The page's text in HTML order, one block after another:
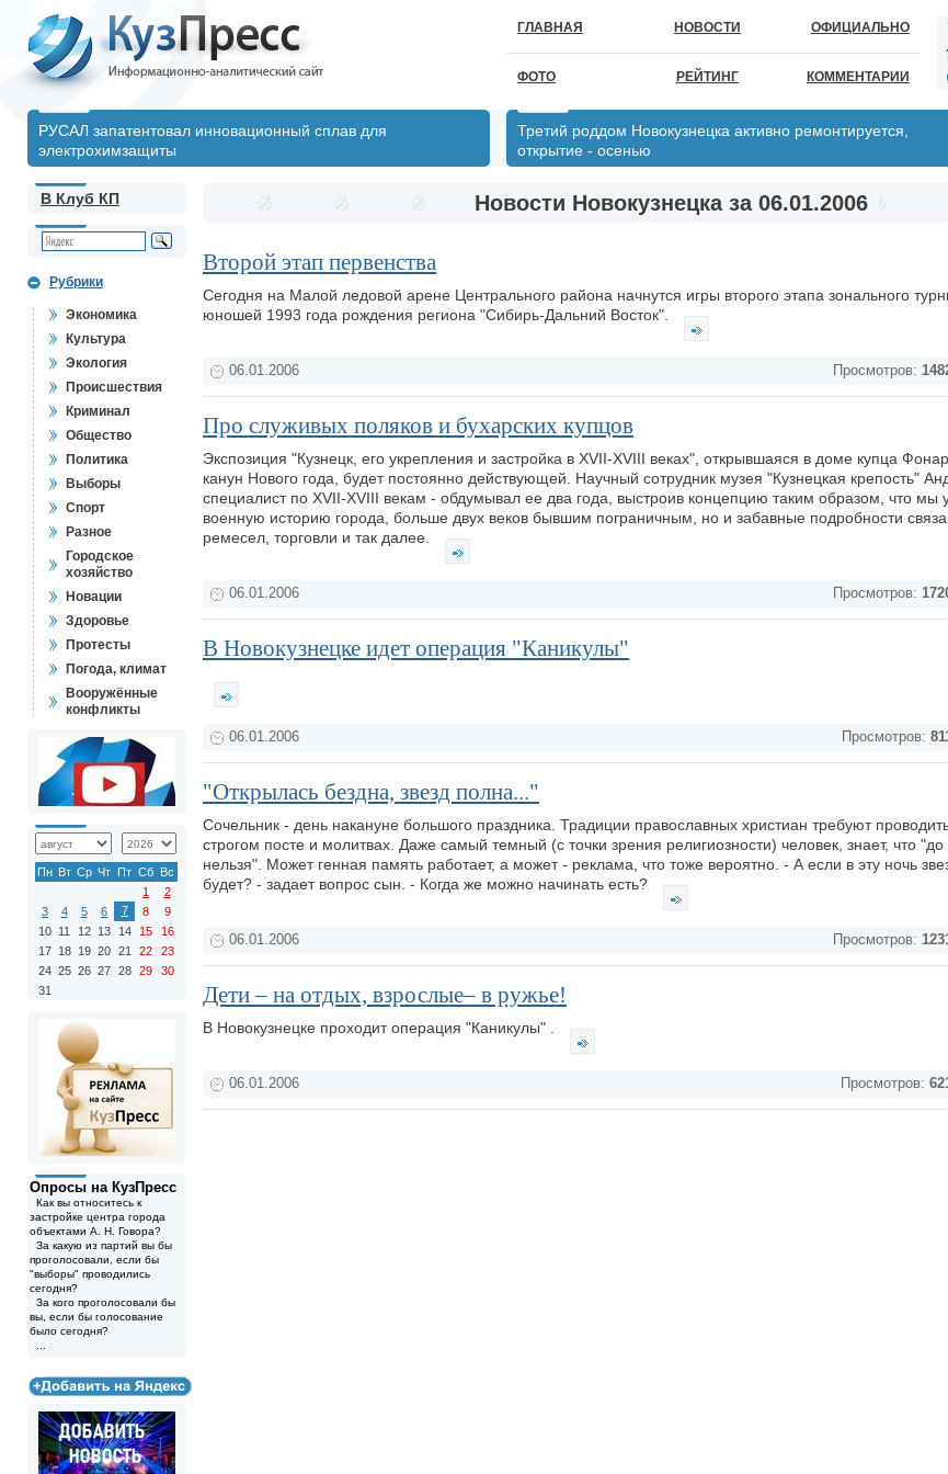
ГЛАВНАЯ НОВОСТИ ОФИЦИАЛЬНО
ФОТО РЕЙТИНГ КОММЕНТАРИИ
РУСАЛ запатентовал инновационный сплав для
электрохимзащиты
Третий роддом Новокузнецка активно ремонтируется,
открытие - осенью
В Клуб КП
Рубрики
Экономика
Культура
Экология
Происшествия
Криминал
Общество
Политика
Выборы
Спорт
Разное
Городское
хозяйство
Новации
Здоровье
Протесты
Погода, климат
Вооружённые
конфликты
Пн Вт Ср Чт Пт Сб Вс
1
2
3
4 5 6 7 8
9
10 11 12 13 14 15
16
17 18 19 20 21 22
23
24 25 26 27 28 29
30
31
Опросы на КузПресс
Как вы относитесь к
застройке центра города
объектами А. Н. Говора?
За какую из партий вы бы
проголосовали, если бы
"выборы" проводились
сегодня?
За кого проголосовали бы
вы, если бы голосование
было сегодня?
Новости Новокузнецка за 06.01.2006
Второй этап первенства
Сегодня на Малой ледовой арене Центрального района начнутся игры второго этапа зонального
юношей 1993 года рождения региона "Сибирь-Дальний Восток".
06.01.2006 Просмотров:
Про служивых поляков и бухарских купцов
Экспозиция "Кузнецк, его укрепления и застройка в XVII-XVIII веках", открывшаяся в доме купца
канун Нового года, будет постоянно действующей. Научный сотрудник музея "Кузнецкая крепость"
специалист по XVII-XVIII векам - обдумывал ее два года, выстроив концепцию таким образом, что мы
военную историю города, больше двух веков бывшим пограничным, но и забавные подробности
ремесел, торговли и так далее.
06.01.2006 Просмотров:
В Новокузнецке идет операция "Каникулы"
06.01.2006 Просмотров:
"Открылась бездна, звезд полна..."
Сочельник - день накануне большого праздника. Традиции православных христиан требуют
строгом посте и молитвах. Даже самый темный (с точки зрения религиозности) человек, знает, что
нельзя". Может генная память работает, а может - реклама, что тоже вероятно. - А если в эту ночь
будет? - задает вопрос сын. - Когда же можно начинать есть?
06.01.2006 Просмотров:
Дети – на отдых, взрослые– в ружье!
В Новокузнецке проходит операция "Каникулы" .
06.01.2006 Просмотров: